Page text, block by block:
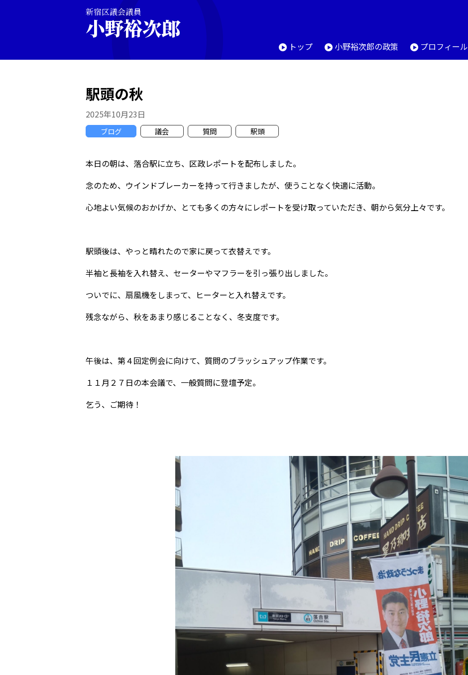
新宿区議会議員
小野裕次郎
トップ 小野裕次郎の政策 プロフィール
駅頭の秋
2025年10月23日
ブログ 議会 質問 駅頭
本日の朝は、落合駅に立ち、区政レポートを配布しました。
念のため、ウインドブレーカーを持って行きましたが、使うことなく快適に活動。
心地よい気候のおかげか、とても多くの方々にレポートを受け取っていただき、朝から気分上々です。
駅頭後は、やっと晴れたので家に戻って衣替えです。
半袖と長袖を入れ替え、セーターやマフラーを引っ張り出しました。
ついでに、扇風機をしまって、ヒーターと入れ替えです。
残念ながら、秋をあまり感じることなく、冬支度です。
午後は、第４回定例会に向けて、質問のブラッシュアップ作業です。
１１月２７日の本会議で、一般質問に登壇予定。
乞う、ご期待！